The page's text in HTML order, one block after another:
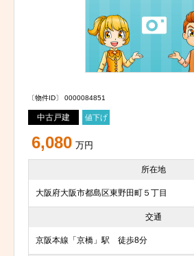
〔物件ID〕 0000084851
中古戸建 値下げ
6,080 万円
所在地
大阪府大阪市都島区東野田町５丁目
交通
京阪本線「京橋」駅 徒歩8分